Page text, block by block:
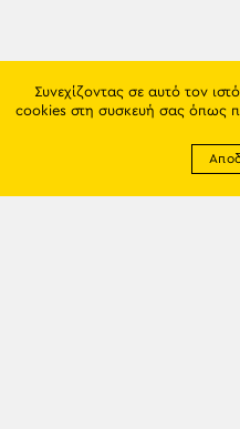
Συνεχίζοντας σε αυτό τον
cookies στη συσκευή σας όπως